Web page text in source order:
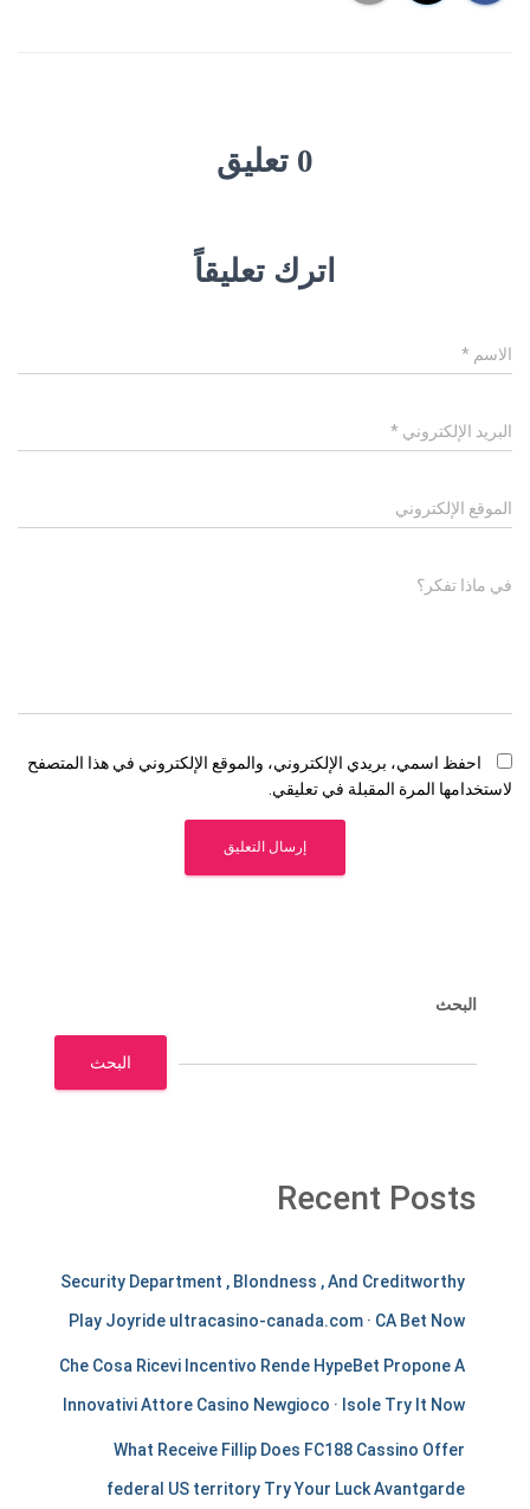
0 تعليق
اترك تعليقاً
الاسم *
البريد الإلكتروني *
الموقع الإلكتروني
في ماذا تفكر؟
احفظ اسمي، بريدي الإلكتروني، والموقع الإلكتروني في هذا المتصفح
لاستخدامها المرة المقبلة في تعليقي.
البحث
البحث
Recent Posts
e
c
h
a
Security Department , Blondness , And Creditworthy
Play Joyride ultracasino-canada.com · CA Bet Now
Che Cosa Ricevi Incentivo Rende HypeBet Propone A
Innovativi Attore Casino Newgioco · Isole Try It Now
What Receive Fillip Does FC188 Cassino Offer
federal US territory Try Your Luck Avantgarde